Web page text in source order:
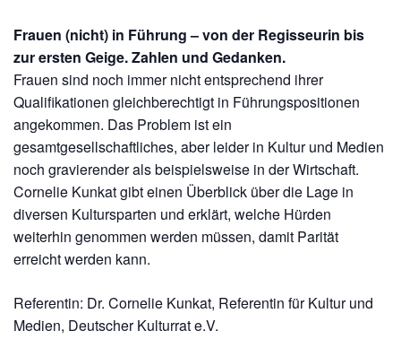
Frauen (nicht) in Führung – von der Regisseurin bis
zur ersten Geige. Zahlen und Gedanken.
Frauen sind noch immer nicht entsprechend ihrer
Qualifikationen gleichberechtigt in Führungspositionen
angekommen. Das Problem ist ein
gesamtgesellschaftliches, aber leider in Kultur und Medien
noch gravierender als beispielsweise in der Wirtschaft.
Cornelie Kunkat gibt einen Überblick über die Lage in
diversen Kultursparten und erklärt, welche Hürden
weiterhin genommen werden müssen, damit Parität
erreicht werden kann.
Referentin: Dr. Cornelie Kunkat, Referentin für Kultur und
Medien, Deutscher Kulturrat e.V.